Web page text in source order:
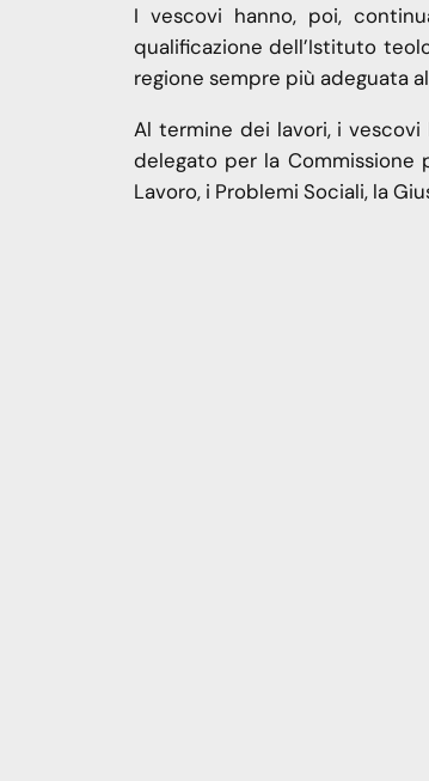
I vescovi hanno, poi,
qualificazione dell’Istituto
regione sempre più adeguata
Al termine dei lavori, i
delegato per la Commissione
Lavoro, i Problemi Sociali, la